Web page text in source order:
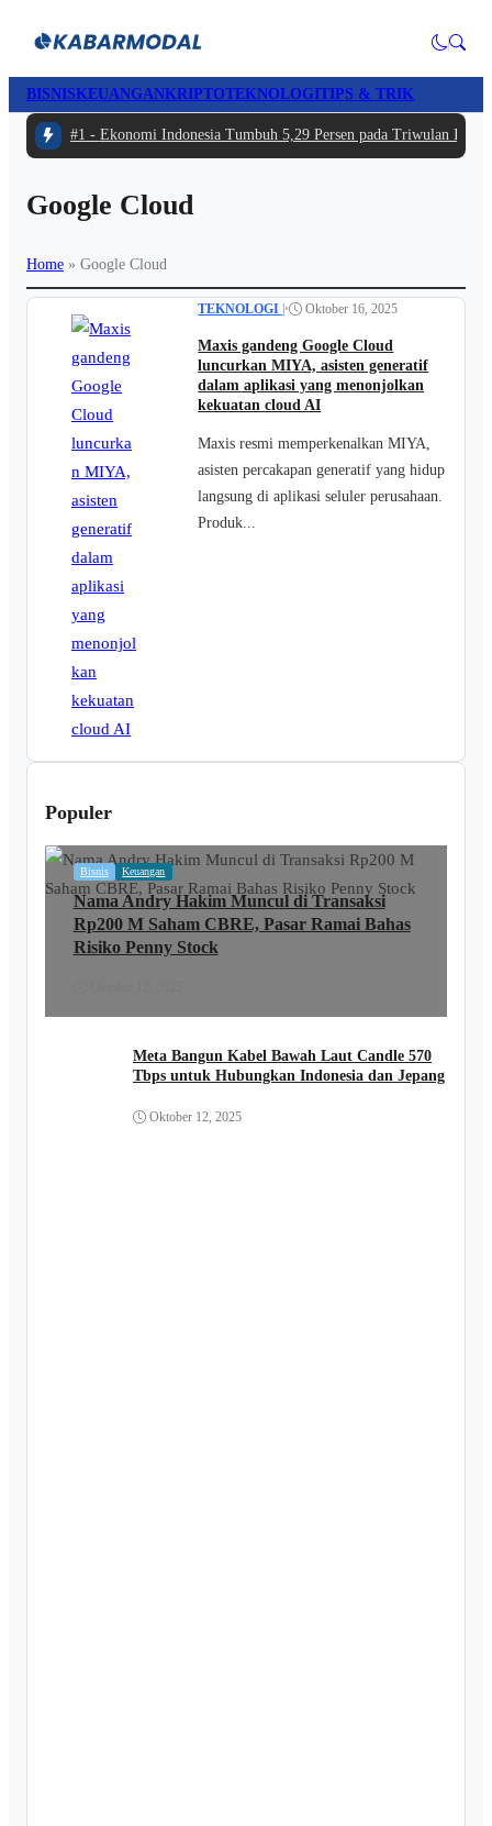
BISNISKEUANGANKRIPTOTEKNOLOGITIPS & TRIK
#1 - Ekonomi Indonesia Tumbuh 5,29 Persen pada Triwulan II
Google Cloud
Home » Google Cloud
TEKNOLOGI • Oktober 16, 2025
Maxis gandeng Google Cloud
luncurkan MIYA, asisten generatif
dalam aplikasi yang menonjolkan
kekuatan cloud AI
Maxis resmi memperkenalkan MIYA,
asisten percakapan generatif yang hidup
langsung di aplikasi seluler perusahaan.
Produk...
Populer
Bisnis Keuangan
Nama Andry Hakim Muncul di Transaksi
Rp200 M Saham CBRE, Pasar Ramai Bahas
Risiko Penny Stock
Meta Bangun Kabel Bawah Laut Candle 570
Tbps untuk Hubungkan Indonesia dan Jepang
Oktober 12, 2025